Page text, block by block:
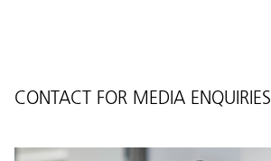
CONTACT FOR MEDIA ENQUIRIES